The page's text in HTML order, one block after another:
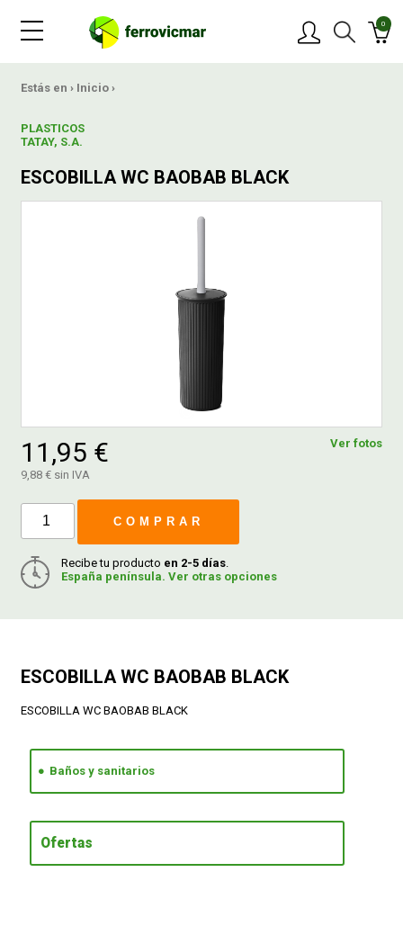
0
Estás en › Inicio ›
PLASTICOS
TATAY, S.A.
ESCOBILLA WC BAOBAB BLACK
Ver fotos
11,95 €
9,88 € sin IVA
COMPRAR
Recibe tu producto en 2-5 días.
España península. Ver otras opciones
ESCOBILLA WC BAOBAB BLACK
ESCOBILLA WC BAOBAB BLACK
Baños y sanitarios
Ofertas
BLOG
CONTACTAR
DESPIECE
CATÁLOGOS
ENVÍOS
FORMAS DE PAGO